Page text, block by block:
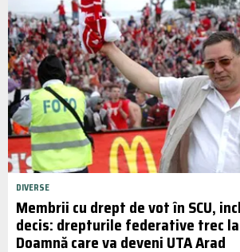
DIVERSE
Membrii cu drept de vot în SCU,
decis: drepturile federative trec la
Doamnă care va deveni UTA Arad